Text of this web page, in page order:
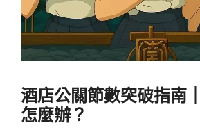
酒店公關節數突破指南
怎麼辦？